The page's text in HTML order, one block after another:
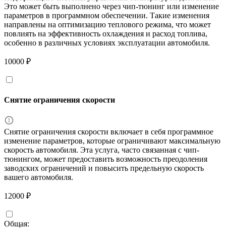
Это может быть выполнено через чип-тюнинг или изменение
параметров в программном обеспечении. Такие изменения
направлены на оптимизацию теплового режима, что может
повлиять на эффективность охлаждения и расход топлива,
особенно в различных условиях эксплуатации автомобиля.
10000 ₽
Снятие ограничения скорости
Снятие ограничения скорости включает в себя программное
изменение параметров, которые ограничивают максимальную
скорость автомобиля. Эта услуга, часто связанная с чип-
тюнингом, может предоставить возможность преодоления
заводских ограничений и повысить предельную скорость
вашего автомобиля.
12000 ₽
Общая: